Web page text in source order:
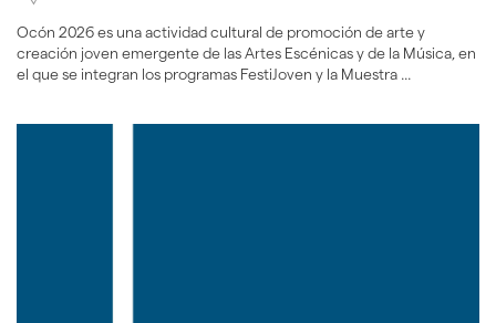
Ocón 2026 es una actividad cultural de promoción de arte y
creación joven emergente de las Artes Escénicas y de la Música, en
el que se integran los programas FestiJoven y la Muestra ...